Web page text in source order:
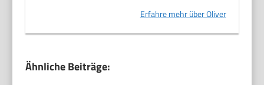
Erfahre mehr über Oliver
Ähnliche Beiträge: